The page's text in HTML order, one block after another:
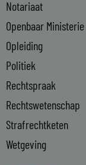
Notariaat
Openbaar Ministerie
Opleiding
Politiek
Rechtspraak
Rechtswetenschap
Strafrechtketen
Wetgeving